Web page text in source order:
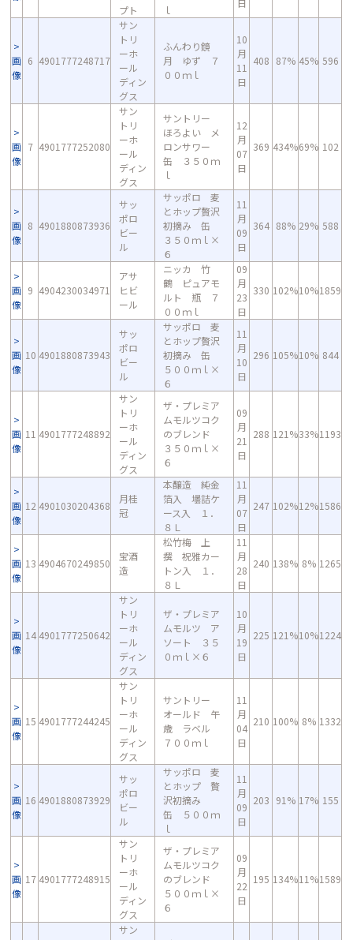
プト
ｌ
日
画
像
6 4901777248717
サン
トリ
ーホ
ール
ディン
グス
ふんわり鏡
月 ゆず ７
００ｍｌ
10
月
11
日
408 87% 45% 596
画
像
7 4901777252080
サン
トリ
ーホ
ール
ディン
グス
サントリー
ほろよい メ
ロンサワー
缶 ３５０ｍ
ｌ
12
月
07
日
369 434%69% 102
画
像
8 4901880873936
サッ
ポロ
ビー
ル
サッポロ 麦
とホップ贅沢
初摘み 缶
３５０ｍｌ×
６
11
月
09
日
364 88% 29% 588
画
像
9 4904230034971
アサ
ヒビ
ール
ニッカ 竹
鶴 ピュアモ
ルト 瓶 ７
００ｍｌ
09
月
23
日
330 102%10%1859
画
像
10 4901880873943
サッ
ポロ
ビー
ル
サッポロ 麦
とホップ贅沢
初摘み 缶
５００ｍｌ×
６
11
月
10
日
296 105%10% 844
画
像
11 4901777248892
サン
トリ
ーホ
ール
ディン
グス
ザ・プレミア
ムモルツコク
のブレンド
３５０ｍｌ×
６
09
月
21
日
288 121%33%1193
画
像
12 4901030204368
月桂
冠
本醸造 純金
箔入 壜詰ケ
ース入 １．
８Ｌ
11
月
07
日
247 102%12%1586
画
像
13 4904670249850
宝酒
造
松竹梅 上
撰 祝雅カー
トン入 １．
８Ｌ
11
月
28
日
240 138% 8% 1265
画
像
14 4901777250642
サン
トリ
ーホ
ール
ディン
グス
ザ・プレミア
ムモルツ ア
ソート ３５
０ｍｌ×６
10
月
19
日
225 121%10%1224
画
像
15 4901777244245
サン
トリ
ーホ
ール
ディン
グス
サントリー
オールド 午
歳 ラベル
７００ｍｌ
11
月
04
日
210 100% 8% 1332
画
像
16 4901880873929
サッ
ポロ
ビー
ル
サッポロ 麦
とホップ 贅
沢初摘み
缶 ５００ｍ
ｌ
11
月
09
日
203 91% 17% 155
画
像
17 4901777248915
サン
トリ
ーホ
ール
ディン
グス
ザ・プレミア
ムモルツコク
のブレンド
５００ｍｌ×
６
09
月
22
日
195 134%11%1589
サン